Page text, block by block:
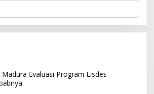
Evaluasi Program Lisdes